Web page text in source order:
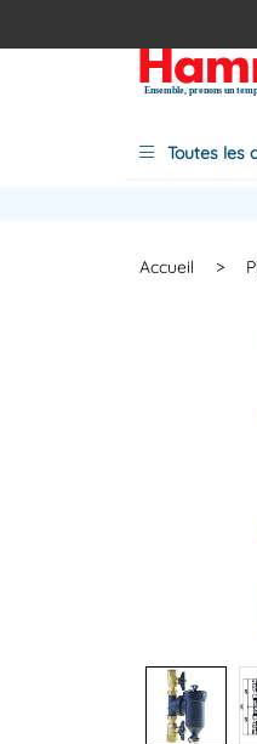
Ensemble, prenons un
Toutes les
Accueil >